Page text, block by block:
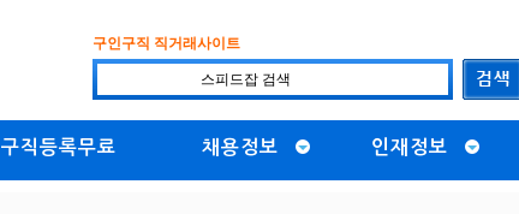
구인구직 직거래사이트
구직등록무료 채용정보 인재정보